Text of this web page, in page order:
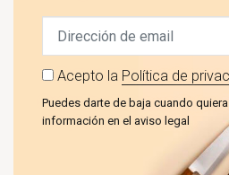
Acepto la Política de
Puedes darte de baja cuando
información en el aviso legal